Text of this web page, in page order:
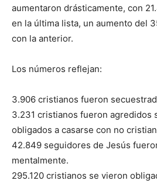
aumentaron drásticamente, con
en la última lista, un aumento del
con la anterior.
Los números reflejan:
3.906 cristianos fueron
3.231 cristianos fueron agredidos
obligados a casarse con no
42.849 seguidores de Jesús
mentalmente.
295.120 cristianos se vieron